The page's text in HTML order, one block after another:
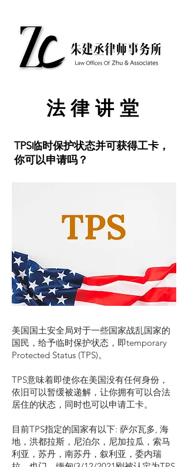
​法律讲堂
TPS临时保护状态并可获得工卡，
你可以申请吗？
美国国土安全局对于一些国家战乱国家的
国民，给予临时保护状态，即temporary
Protected Status (TPS)。
TPS意味着即使你在美国没有任何身份，
依旧可以暂缓被递解，让你拥有可以合法
居住的状态，同时也可以申请工卡。
目前TPS指定的国家有以下: 萨尔瓦多, 海
地，洪都拉斯，尼泊尔，尼加拉瓜，索马
利亚，苏丹，南苏丹，叙利亚，委内瑞